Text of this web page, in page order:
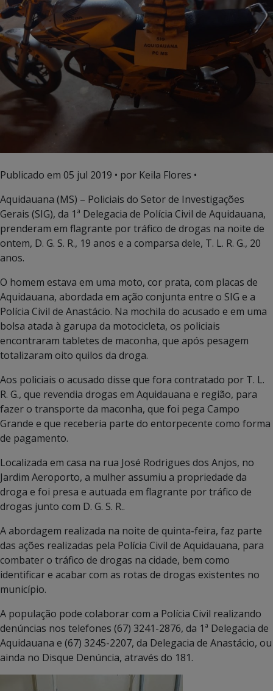
Publicado em 05 jul 2019 • por Keila Flores •
Aquidauana (MS) – Policiais do Setor de Investigações
Gerais (SIG), da 1ª Delegacia de Polícia Civil de Aquidauana,
prenderam em flagrante por tráfico de drogas na noite de
ontem, D. G. S. R., 19 anos e a comparsa dele, T. L. R. G., 20
anos.
O homem estava em uma moto, cor prata, com placas de
Aquidauana, abordada em ação conjunta entre o SIG e a
Polícia Civil de Anastácio. Na mochila do acusado e em uma
bolsa atada à garupa da motocicleta, os policiais
encontraram tabletes de maconha, que após pesagem
totalizaram oito quilos da droga.
Aos policiais o acusado disse que fora contratado por T. L.
R. G., que revendia drogas em Aquidauana e região, para
fazer o transporte da maconha, que foi pega Campo
Grande e que receberia parte do entorpecente como forma
de pagamento.
Localizada em casa na rua José Rodrigues dos Anjos, no
Jardim Aeroporto, a mulher assumiu a propriedade da
droga e foi presa e autuada em flagrante por tráfico de
drogas junto com D. G. S. R..
A abordagem realizada na noite de quinta-feira, faz parte
das ações realizadas pela Polícia Civil de Aquidauana, para
combater o tráfico de drogas na cidade, bem como
identificar e acabar com as rotas de drogas existentes no
município.
A população pode colaborar com a Polícia Civil realizando
denúncias nos telefones (67) 3241-2876, da 1ª Delegacia de
Aquidauana e (67) 3245-2207, da Delegacia de Anastácio, ou
ainda no Disque Denúncia, através do 181.